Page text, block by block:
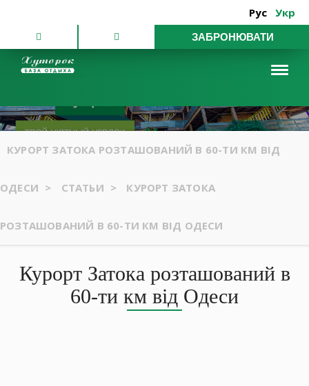
Рус Укр
ЗАБРОНЮВАТИ
КУРОРТ ЗАТОКА РОЗТАШОВАНИЙ В 60-ТИ КМ ВІД
ОДЕСИ > СТАТЬИ > КУРОРТ ЗАТОКА
РОЗТАШОВАНИЙ В 60-ТИ КМ ВІД ОДЕСИ
Курорт Затока розташований в
60-ти км від Одеси